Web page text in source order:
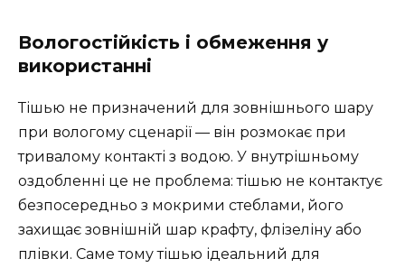
Вологостійкість і обмеження у
використанні
Тішью не призначений для зовнішнього шару
при вологому сценарії — він розмокає при
тривалому контакті з водою. У внутрішньому
оздобленні це не проблема: тішью не контактує
безпосередньо з мокрими стеблами, його
захищає зовнішній шар крафту, флізеліну або
плівки. Саме тому тішью ідеальний для